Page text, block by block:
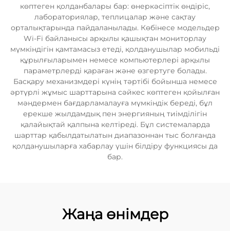
көптеген қолданбалары бар: өнеркәсіптік өндіріс,
лабораториялар, теплицалар және сақтау
орталықтарында пайдаланылады. Көбінесе модельдер
Wi-Fi байланысы арқылы қашықтан мониторлау
мүмкіндігін қамтамасыз етеді, қолданушылар мобильді
құрылғыларымен немесе компьютерлері арқылы
параметрлерді қараған және өзгертуге болады.
Басқару механизмдері күнің тәртібі бойынша немесе
әртүрлі жұмыс шарттарына сәйкес көптеген қойылған
мәндермен бағдарламалауға мүмкіндік береді, бұл
ерекше жылдамдық пен энергияның тиімділігін
қалайықтай қалпына келтіреді. Бұл системаларда
шарттар қабылдатылатын диапазоннан тыс болғанда
қолданушыларға хабарлау үшін білдіру функциясы да
бар.
Жаңа өнімдер